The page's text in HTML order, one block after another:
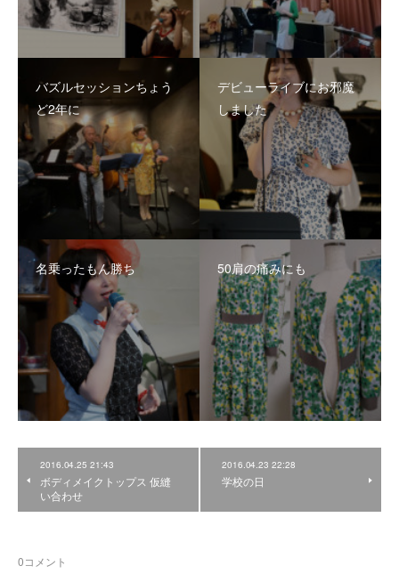
バズルセッションちょう
ど2年に
デビューライブにお邪魔
しました
名乗ったもん勝ち 50肩の痛みにも
2016.04.25 21:43
ボディメイクトップス 仮縫
い合わせ
2016.04.23 22:28
学校の日
0コメント